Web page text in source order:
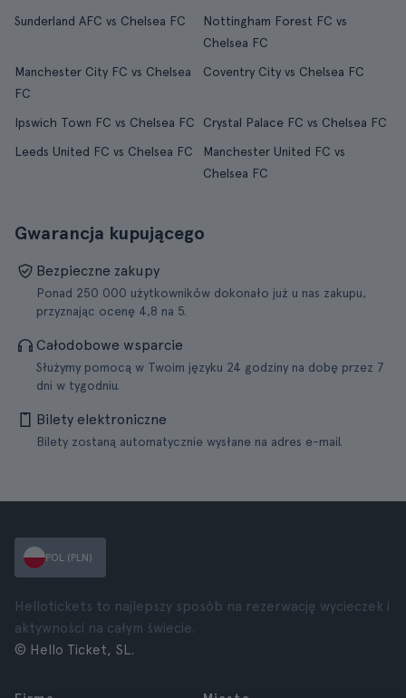
Sunderland AFC vs Chelsea FC
Nottingham Forest FC vs
Chelsea FC
Manchester City FC vs Chelsea
FC
Coventry City vs Chelsea FC
Ipswich Town FC vs Chelsea FC
Crystal Palace FC vs Chelsea FC
Leeds United FC vs Chelsea FC
Manchester United FC vs
Chelsea FC
Gwarancja kupującego
Bezpieczne zakupy
Ponad 250 000 użytkowników dokonało już u nas zakupu,
przyznając ocenę 4,8 na 5.
Całodobowe wsparcie
Służymy pomocą w Twoim języku 24 godziny na dobę przez 7
dni w tygodniu.
Bilety elektroniczne
Bilety zostaną automatycznie wysłane na adres e-mail.
POL (PLN)
Hellotickets to najlepszy sposób na rezerwację wycieczek i
aktywności na całym świecie.
© Hello Ticket, SL.